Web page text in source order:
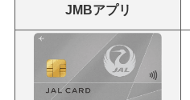
JMBアプリ